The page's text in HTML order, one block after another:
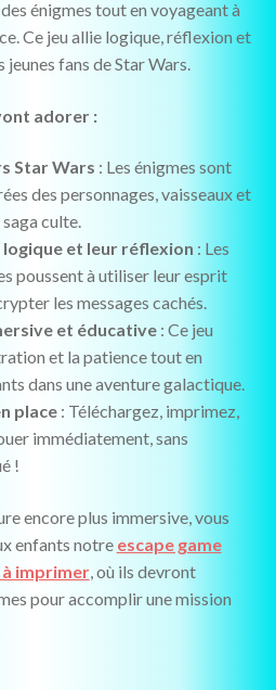
énigmes tout en voyageant à
Ce jeu allie logique, réflexion et
fans de Star Wars.
adorer :
Star Wars : Les énigmes sont
des personnages, vaisseaux et
culte.
et leur réflexion : Les
poussent à utiliser leur esprit
les messages cachés.
et éducative: Ce jeu
et la patience tout en
dans une aventure galactique.
place: Téléchargez, imprimez,
immédiatement, sans
!
encore plus immersive, vous
enfants notre escape game
à imprimer, où ils devront
pour accomplir une mission